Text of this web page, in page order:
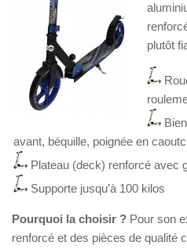
plutôt
avant, béquille, poignée en
Plateau (deck) renforcé avec
Supporte jusqu’à 100 kilos
Pourquoi la choisir ? Pour son
renforcé et des pièces de qualité